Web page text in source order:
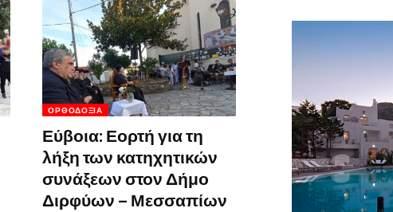
ΟΡΘΟΔΟΞΊΑ
Εύβοια: Εορτή για τη
λήξη των κατηχητικών
συνάξεων στον Δήμο
Διρφύων – Μεσσαπίων